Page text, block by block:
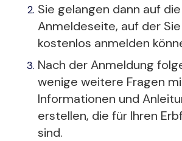
Sie gelangen dann auf die
Anmeldeseite, auf der
kostenlos anmelden
Nach der Anmeldung
wenige weitere Fragen
Informationen und
erstellen, die für Ihren
sind.